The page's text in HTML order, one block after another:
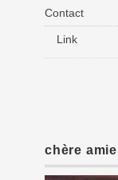
Contact
Link
chère amie